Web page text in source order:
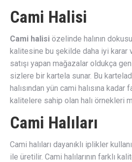
Cami Halisi
Cami halisi özelinde halının
kalitesine bu şekilde daha iyi karar
satışı yapan mağazalar oldukça
sizlere bir kartela sunar. Bu
halısından yün cami halısına
kalitelere sahip olan halı örnekleri
Cami Halıları
Cami halıları dayanıklı iplikler
ile üretilir. Cami halılarının farklı